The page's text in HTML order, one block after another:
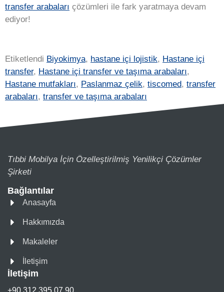
transfer arabaları çözümleri ile fark yaratmaya devam
ediyor!
Etiketlendi Biyokimya, hastane içi lojistik, Hastane içi
transfer, Hastane içi transfer ve taşıma arabaları,
Hastane mutfakları, Paslanmaz çelik, tiscomed, transfer
arabaları, transfer ve taşıma arabaları
Tıbbi Mobilya İçin Özelleştirilmiş Yenilikçi Çözümler
Şirketi
Bağlantılar
Anasayfa
Hakkımızda
Makaleler
İletişim
İletişim